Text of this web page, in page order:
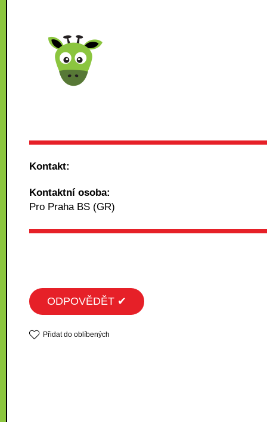
Kontakt:
Kontaktní osoba:
Pro Praha BS (GR)
ODPOVĚDĚT ✔
Přidat do oblíbených